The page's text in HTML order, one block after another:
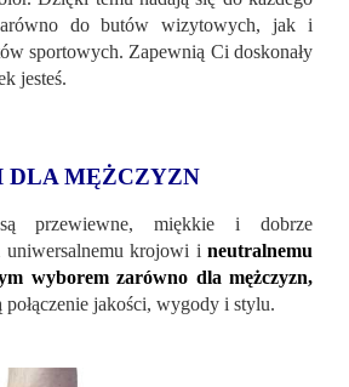
do butów wizytowych, jak i
sportowych. Zapewnią Ci doskonały
jesteś.
DLA MĘŻCZYZN
przewiewne, miękkie i dobrze
uniwersalnemu krojowi i neutralnemu
wyborem zarówno dla mężczyzn,
połączenie jakości, wygody i stylu.